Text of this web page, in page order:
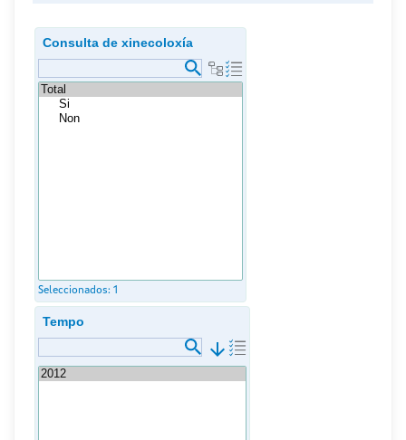
Consulta de xinecoloxía
Seleccionados: 1
Tempo
arrow_downward